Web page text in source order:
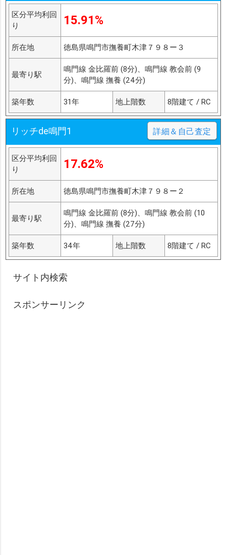
区分平均利回
り
15.91%
所在地 徳島県鳴門市撫養町木津７９８ー３
最寄り駅
鳴門線 金比羅前 (8分)、鳴門線 教会前 (9
分)、鳴門線 撫養 (24分)
築年数 31年 地上階数 8階建て / RC
リッチde鳴門1 詳細＆自己査定
区分平均利回
り
17.62%
所在地 徳島県鳴門市撫養町木津７９８ー２
最寄り駅
鳴門線 金比羅前 (8分)、鳴門線 教会前 (10
分)、鳴門線 撫養 (27分)
築年数 34年 地上階数 8階建て / RC
サイト内検索
スポンサーリンク